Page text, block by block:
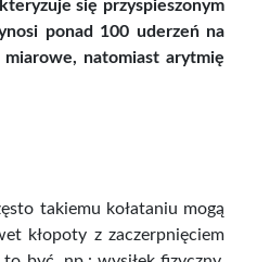
się przyspieszonym
ponad 100 uderzeń na
natomiast arytmię
takiemu kołataniu mogą
kłopoty z zaczerpnięciem